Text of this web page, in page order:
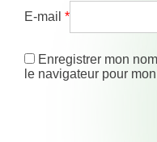
E-mail *
Enregistrer mon
le navigateur pour